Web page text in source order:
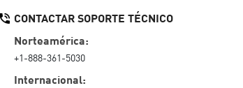
CONTACTAR SOPORTE TÉCNICO
Norteamérica:
+1-888-361-5030
Internacional: